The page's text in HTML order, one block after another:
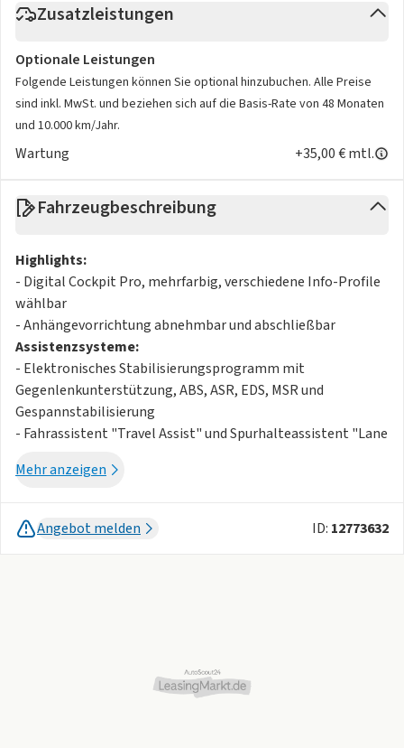
Zusatzleistungen
Optionale Leistungen
Folgende Leistungen können Sie optional hinzubuchen. Alle Preise
sind inkl. MwSt. und beziehen sich auf die Basis-Rate von 48 Monaten
und 10.000 km/Jahr.
Wartung +35,00 € mtl.
Fahrzeugbeschreibung
Highlights:
- Digital Cockpit Pro, mehrfarbig, verschiedene Info-Profile
wählbar
- Anhängevorrichtung abnehmbar und abschließbar
Assistenzsysteme:
- Elektronisches Stabilisierungsprogramm mit
Gegenlenkunterstützung, ABS, ASR, EDS, MSR und
Gespannstabilisierung
- Fahrassistent "Travel Assist" und Spurhalteassistent "Lane
- Notbremsassistent "Front Assist" (für automatische
- Reifenkontrollanzeige
- Dynamischer Fernlichtassistent "Dynamic Light Assist"
- Verkehrszeichenerkennung
Mehr anzeigen
Angebot melden ID: 12773632